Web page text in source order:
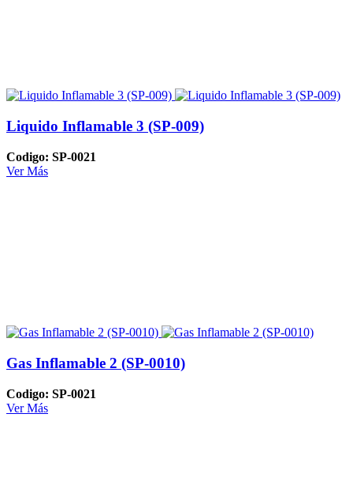
Liquido Inflamable 3 (SP-009)
Codigo: SP-0021
Ver Más
Gas Inflamable 2 (SP-0010)
Codigo: SP-0021
Ver Más